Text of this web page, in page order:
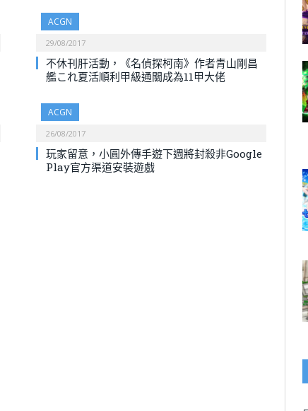
ACGN
29/08/2017
不休刊肝活動，《名偵探柯南》作者青山剛昌
艦これ夏活順利甲級通關成為11甲大佬
ACGN
26/08/2017
玩家留意，小圓外傳手遊下週將封殺非Google
Play官方渠道安裝遊戲